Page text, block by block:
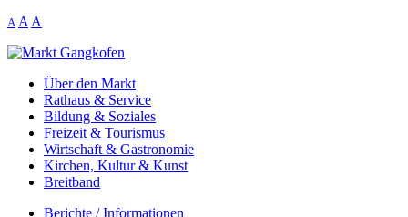
A A A
Über den Markt
Rathaus & Service
Bildung & Soziales
Freizeit & Tourismus
Wirtschaft & Gastronomie
Kirchen, Kultur & Kunst
Breitband
Berichte / Informationen